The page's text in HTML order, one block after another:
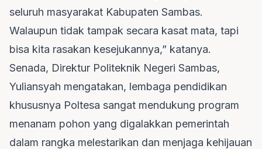
seluruh masyarakat Kabupaten Sambas.
Walaupun tidak tampak secara kasat mata, tapi
bisa kita rasakan kesejukannya,” katanya.
Senada, Direktur Politeknik Negeri Sambas,
Yuliansyah mengatakan, lembaga pendidikan
khususnya Poltesa sangat mendukung program
menanam pohon yang digalakkan pemerintah
dalam rangka melestarikan dan menjaga kehijauan